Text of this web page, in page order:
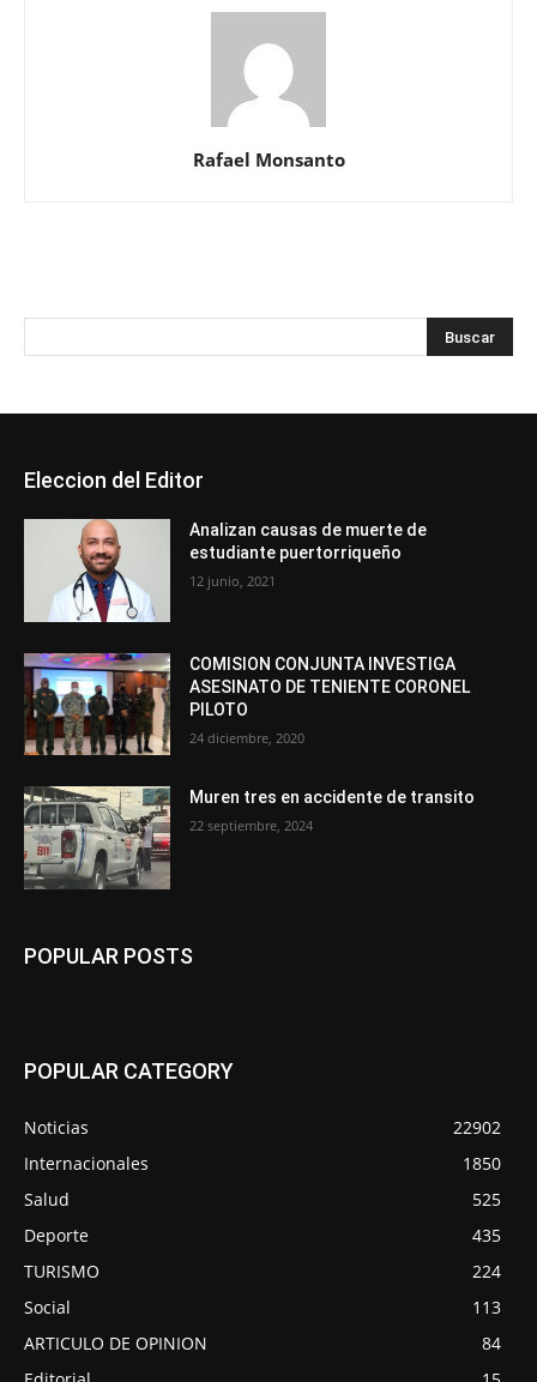
Rafael Monsanto
Eleccion del Editor
Analizan causas de muerte de
estudiante puertorriqueño
12 junio, 2021
COMISION CONJUNTA INVESTIGA
ASESINATO DE TENIENTE CORONEL
PILOTO
24 diciembre, 2020
Muren tres en accidente de transito
22 septiembre, 2024
POPULAR POSTS
POPULAR CATEGORY
Noticias
22902
Internacionales
1850
Salud
525
Deporte
435
TURISMO
224
Social
113
ARTICULO DE OPINION
84